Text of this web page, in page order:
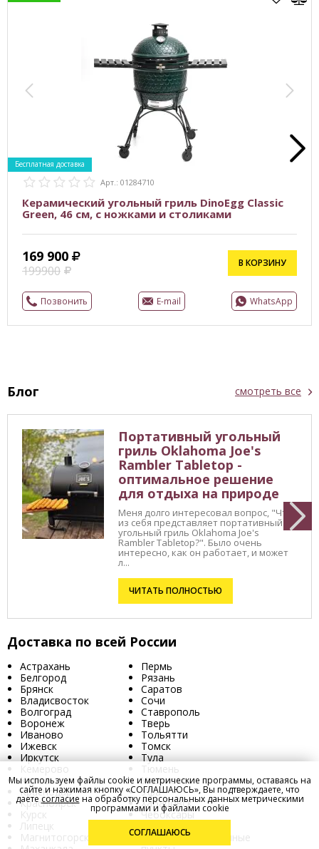
Бесплатная доставка
Арт.: 01284710
Керамический угольный гриль DinoEgg Classic
Green, 46 см, с ножками и столиками
169 900
199900
В КОРЗИНУ
Позвонить E-mail WhatsApp
Блог смотреть все
Портативный угольный
гриль Oklahoma Joe's
Rambler Tabletop -
оптимальное решение
для отдыха на природе
Меня долго интересовал вопрос, "Что
из себя представляет портативный
угольный гриль Oklahoma Joe's
Rambler Tabletop?". Было очень
интересно, как он работает, и может
л...
ЧИТАТЬ ПОЛНОСТЬЮ
Доставка по всей России
Астрахань
Белгород
Брянск
Владисвосток
Волгоград
Воронеж
Иваново
Ижевск
Иркутск
Кемерово
Киров
Краснодар
Красноярск
Курск
Липецк
Магнитогорск
Пермь
Рязань
Саратов
Сочи
Ставрополь
Тверь
Тольятти
Томск
Тула
Тюмень
Ульяновск
Уфа
Хабаровск
Чебоксары
Ярославль
и в другие населённые
Мы используем файлы cookie и метрические программы, оставаясь на
сайте и нажимая кнопку «СОГЛАШАЮСЬ», Вы подтверждаете, что
даетесогласие на обработку персональных данных метрическими
программами и файлами cookie
СОГЛАШАЮСЬ